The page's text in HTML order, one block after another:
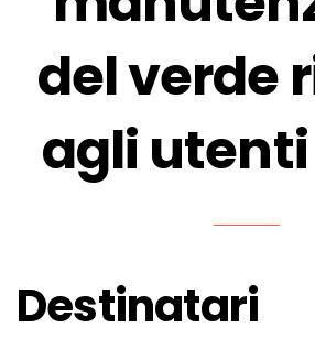
del verde
agli utenti
Destinatari